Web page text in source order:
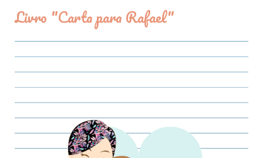
Livro "Carta para Rafael"